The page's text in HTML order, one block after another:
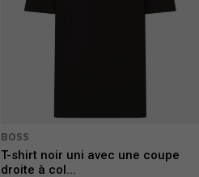
BOSS
T-shirt noir uni avec une coupe
droite à col...